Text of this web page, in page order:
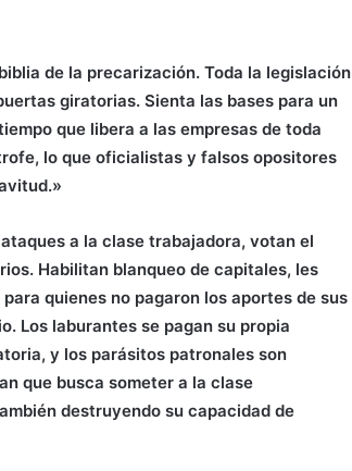
de la precarización. Toda la legislación
giratorias. Sienta las bases para un
que libera a las empresas de toda
lo que oficialistas y falsos opositores
a la clase trabajadora, votan el
Habilitan blanqueo de capitales, les
quienes no pagaron los aportes de sus
Los laburantes se pagan su propia
y los parásitos patronales son
que busca someter a la clase
destruyendo su capacidad de